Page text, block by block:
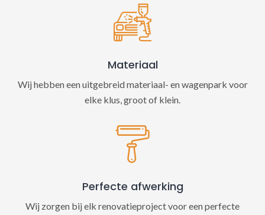
Materiaal
Wij hebben een uitgebreid materiaal- en wagenpark voor
elke klus, groot of klein.
Perfecte afwerking
Wij zorgen bij elk renovatieproject voor een perfecte